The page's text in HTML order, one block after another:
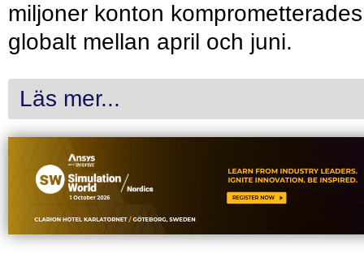
miljoner konton komprometterades
globalt mellan april och juni.
Läs mer...